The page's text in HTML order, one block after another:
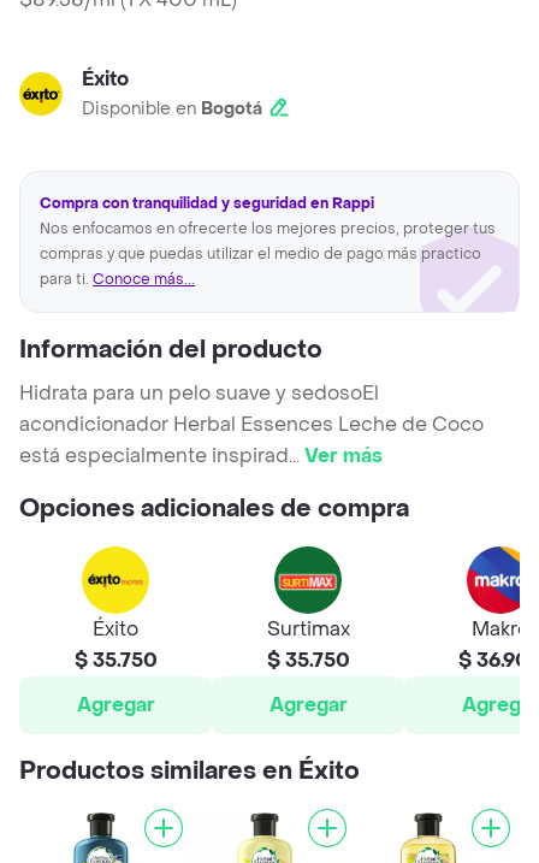
Éxito
Disponible en Bogotá
Compra con tranquilidad y seguridad en Rappi
Nos enfocamos en ofrecerte los mejores precios, proteger tus
compras y que puedas utilizar el medio de pago más practico
para ti. Conoce más...
Información del producto
Hidrata para un pelo suave y sedosoEl
acondicionador Herbal Essences Leche de Coco
está especialmente inspirad...Ver más
Opciones adicionales de compra
Éxito
$ 35.750
Agregar
Surtimax
$ 35.750
Agregar
Makro
$
Agregar
Productos similares en Éxito